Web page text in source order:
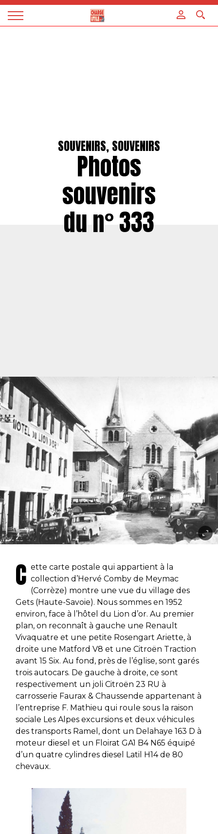
Magazine
SOUVENIRS, SOUVENIRS
Photos
souvenirs
du n° 333
C ette carte postale qui appartient à la
collection d’Hervé Comby de Meymac
(Corrèze) montre une vue du village des
Gets (Haute-Savoie). Nous sommes en 1952
environ, face à l’hôtel du Lion d’or. Au premier
plan, on reconnaît à gauche une Renault
Vivaquatre et une petite Rosengart Ariette, à
droite une Matford V8 et une Citroën Traction
avant 15 Six. Au fond, près de l’église, sont garés
trois autocars. De gauche à droite, ce sont
respectivement un joli Citroën 23 RU à
carrosserie Faurax & Chaussende appartenant à
l’entreprise F. Mathieu qui roule sous la raison
sociale Les Alpes excursions et deux véhicules
des transports Ramel, dont un Delahaye 163 D à
moteur diesel et un Floirat GA1 B4 N65 équipé
d’un quatre cylindres diesel Latil H14 de 80
chevaux.
Panneau de gestion des cookies